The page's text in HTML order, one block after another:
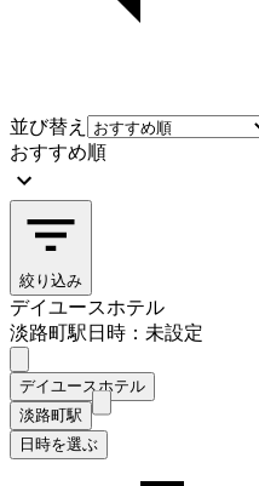
並び替え
おすすめ順
絞り込み
デイユースホテル
淡路町駅日時：未設定
デイユースホテル
淡路町駅
日時を選ぶ